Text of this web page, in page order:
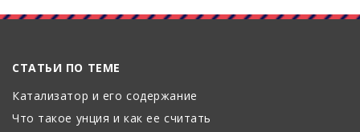
СТАТЬИ ПО ТЕМЕ
Катализатор и его содержание
Что такое унция и как ее считать